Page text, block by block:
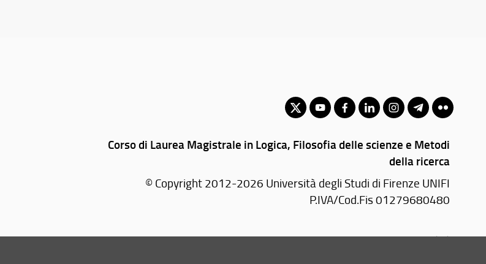
Corso di Laurea Magistrale in Logica, Filosofia delle scienze e Metodi
della ricerca
© Copyright 2012-2026 Università degli Studi di Firenze UNIFI
P.IVA/Cod.Fis 01279680480
Via Laura, 48 - 50121 Firenze (FI)